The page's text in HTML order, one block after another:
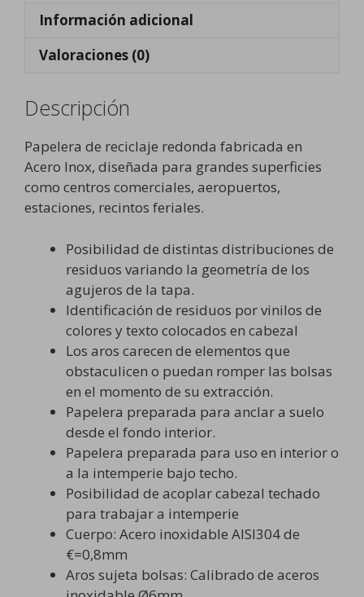
Información adicional
Valoraciones (0)
Descripción
Papelera de reciclaje redonda fabricada en
Acero Inox, diseñada para grandes superficies
como centros comerciales, aeropuertos,
estaciones, recintos feriales.
Posibilidad de distintas distribuciones de
residuos variando la geometría de los
agujeros de la tapa.
Identificación de residuos por vinilos de
colores y texto colocados en cabezal
Los aros carecen de elementos que
obstaculicen o puedan romper las bolsas
en el momento de su extracción.
Papelera preparada para anclar a suelo
desde el fondo interior.
Papelera preparada para uso en interior o
a la intemperie bajo techo.
Posibilidad de acoplar cabezal techado
para trabajar a intemperie
Cuerpo: Acero inoxidable AISI304 de
€=0,8mm
Aros sujeta bolsas: Calibrado de aceros